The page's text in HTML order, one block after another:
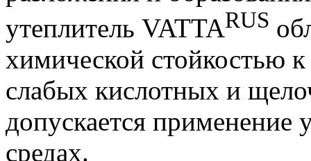
утеплитель VATTARUS
химической стойкостью
слабых кислотных и
допускается применение
средах.